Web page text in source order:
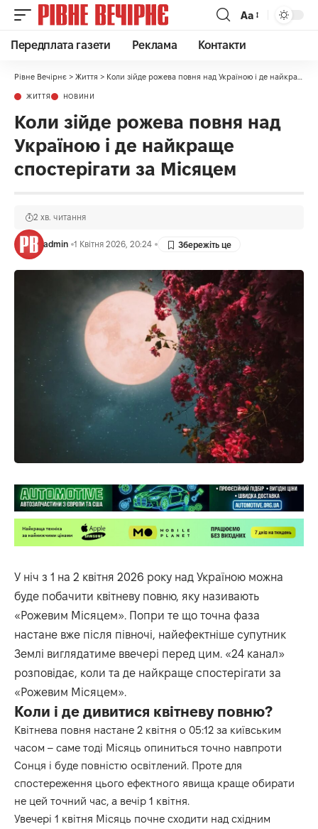
Аа
Передплата газети Реклама Контакти
Рівне Вечірнє > Життя > Коли зійде рожева повня над Україною і де найкраще спостерігати за Місяцем
ЖИТТЯ НОВИНИ
Коли зійде рожева повня над
Україною і де найкраще
спостерігати за Місяцем
admin 1 Квітня 2026, 20:24
2 хв. читання
У ніч з 1 на 2 квітня 2026 року над Україною можна
буде побачити квітневу повню, яку називають
«Рожевим Місяцем». Попри те що точна фаза
настане вже після півночі, найефектніше супутник
Землі виглядатиме ввечері перед цим. «24 канал»
розповідає, коли та де найкраще спостерігати за
«Рожевим Місяцем».
Коли і де дивитися квітневу повню?
Квітнева повня настане 2 квітня о 05:12 за київським
часом – саме тоді Місяць опиниться точно навпроти
Сонця і буде повністю освітлений. Проте для
спостереження цього ефектного явища краще обирати
не цей точний час, а вечір 1 квітня.
Увечері 1 квітня Місяць почне сходити над східним